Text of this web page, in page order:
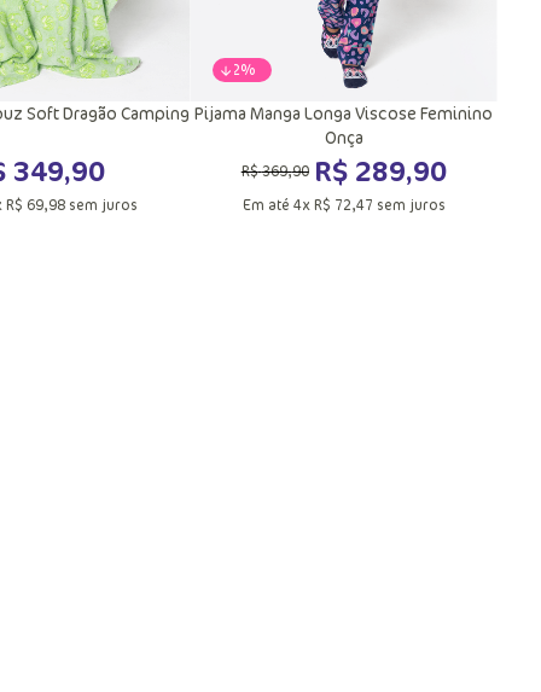
Soft Dragão Camping
349,90
R$ 69,98 sem juros
-22%
Pijama Manga Longa Viscose Feminino
Onça
R$369,90 R$ 289,90
Em até 4xR$ 72,47 sem juros